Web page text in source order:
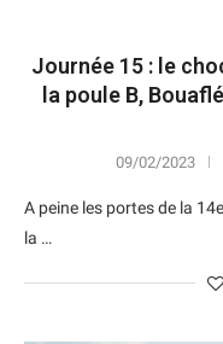
Journée 15 : le
la poule B,
09/02/2023
A peine les portes de la
la …